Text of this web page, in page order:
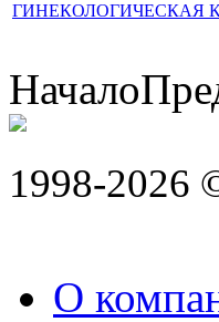
ГИНЕКОЛОГИЧЕСКАЯ
Начало
1998-2026
О